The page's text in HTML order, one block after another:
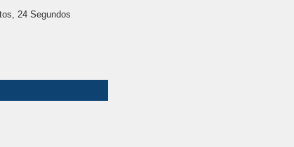
24 Segundos